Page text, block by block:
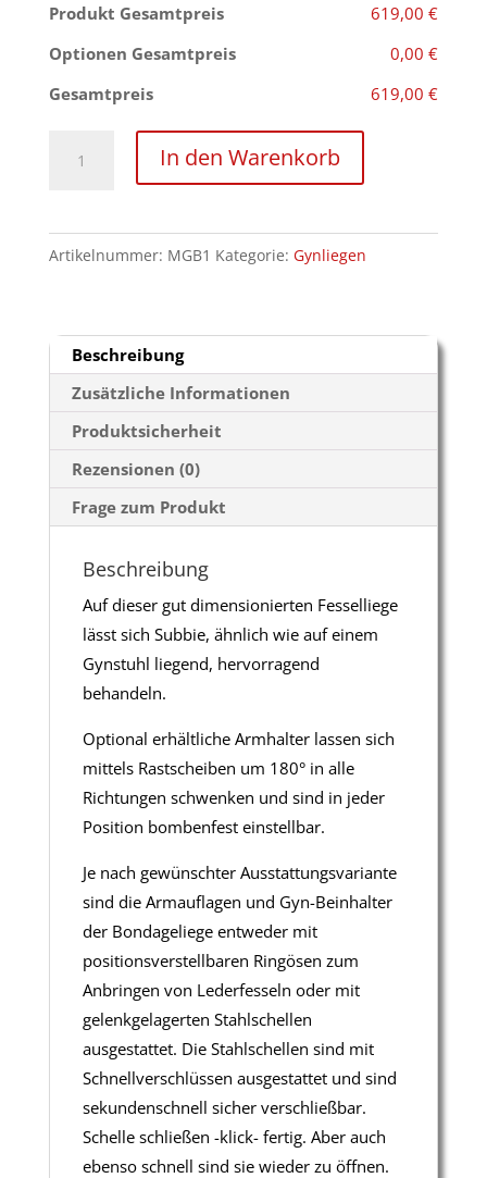
Produkt Gesamtpreis
619,00 €
Optionen Gesamtpreis
0,00 €
Gesamtpreis
619,00 €
Menge
In den Warenkorb
Artikelnummer: MGB1 Kategorie: Gynliegen
Beschreibung
Zusätzliche Informationen
Produktsicherheit
Rezensionen (0)
Frage zum Produkt
Beschreibung
Auf dieser gut dimensionierten Fesselliege
lässt sich Subbie, ähnlich wie auf einem
Gynstuhl liegend, hervorragend
behandeln.
Optional erhältliche Armhalter lassen sich
mittels Rastscheiben um 180° in alle
Richtungen schwenken und sind in jeder
Position bombenfest einstellbar.
Je nach gewünschter Ausstattungsvariante
sind die Armauflagen und Gyn-Beinhalter
der Bondageliege entweder mit
positionsverstellbaren Ringösen zum
Anbringen von Lederfesseln oder mit
gelenkgelagerten Stahlschellen
ausgestattet. Die Stahlschellen sind mit
Schnellverschlüssen ausgestattet und sind
sekundenschnell sicher verschließbar.
Schelle schließen -klick- fertig. Aber auch
ebenso schnell sind sie wieder zu öffnen.